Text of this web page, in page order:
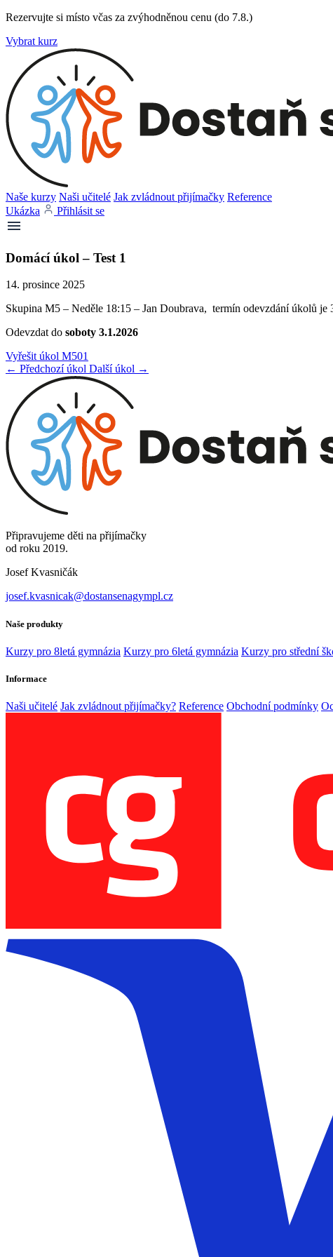
Rezervujte si místo včas za zvýhodněnou cenu (do 7.8.)
Vybrat kurz
Naše kurzy Naši učitelé Jak zvládnout přijímačky Reference
Ukázka
Přihlásit se
Domácí úkol – Test 1
14. prosince 2025
Skupina M5 – Neděle 18:15 – Jan Doubrava, termín odevzdání úkolů je
Odevzdat do soboty 3.1.2026
Vyřešit úkol M501
← Předchozí úkol Další úkol →
Připravujeme děti na přijímačky
od roku 2019.
Josef Kvasničák
josef.kvasnicak@dostansenagympl.cz
Naše produkty
Kurzy pro 8letá gymnázia Kurzy pro 6letá gymnázia Kurzy pro střední
Informace
Naši učitelé Jak zvládnout přijímačky? Reference Obchodní podmínky